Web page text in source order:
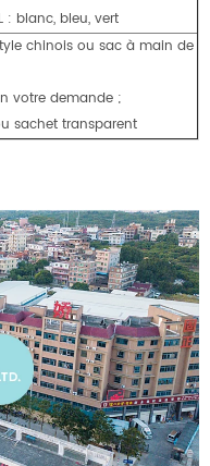
: blanc, bleu, vert
chinois ou sac à main de
votre demande ;
sachet transparent